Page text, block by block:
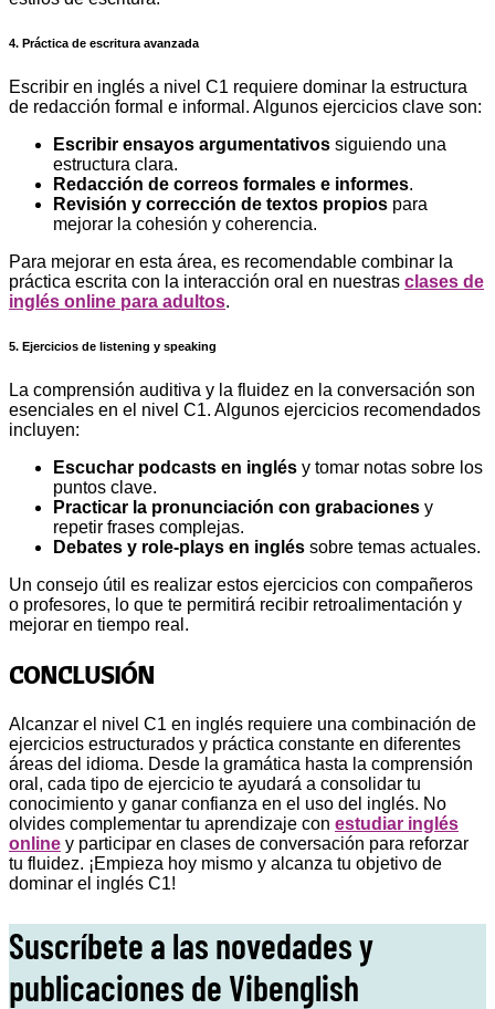
4. Práctica de escritura avanzada
Escribir en inglés a nivel C1 requiere dominar la estructura
de redacción formal e informal. Algunos ejercicios clave son:
Escribir ensayos argumentativos siguiendo una
estructura clara.
Redacción de correos formales e informes.
Revisión y corrección de textos propios para
mejorar la cohesión y coherencia.
Para mejorar en esta área, es recomendable combinar la
práctica escrita con la interacción oral en nuestras clases de
inglés online para adultos.
5. Ejercicios de listening y speaking
La comprensión auditiva y la fluidez en la conversación son
esenciales en el nivel C1. Algunos ejercicios recomendados
incluyen:
Escuchar podcasts en inglés y tomar notas sobre los
puntos clave.
Practicar la pronunciación con grabaciones y
repetir frases complejas.
Debates y role-plays en inglés sobre temas actuales.
Un consejo útil es realizar estos ejercicios con compañeros
o profesores, lo que te permitirá recibir retroalimentación y
mejorar en tiempo real.
CONCLUSIÓN
Alcanzar el nivel C1 en inglés requiere una combinación de
ejercicios estructurados y práctica constante en diferentes
áreas del idioma. Desde la gramática hasta la comprensión
oral, cada tipo de ejercicio te ayudará a consolidar tu
conocimiento y ganar confianza en el uso del inglés. No
olvides complementar tu aprendizaje con estudiar inglés
online y participar en clases de conversación para reforzar
tu fluidez. ¡Empieza hoy mismo y alcanza tu objetivo de
dominar el inglés C1!
Suscríbete a las novedades y
publicaciones de Vibenglish